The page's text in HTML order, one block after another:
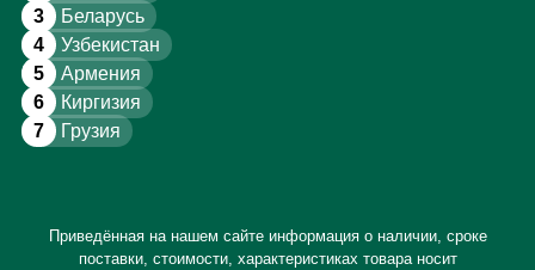
3 Беларусь
4 Узбекистан
5 Армения
6 Киргизия
7 Грузия
Приведённая на нашем сайте информация о наличии, сроке
поставки, стоимости, характеристиках товара носит